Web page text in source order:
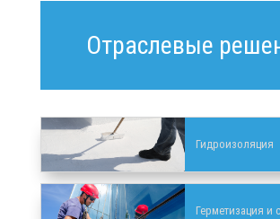
Отраслевые
Гидроизоляция
Герметизация и